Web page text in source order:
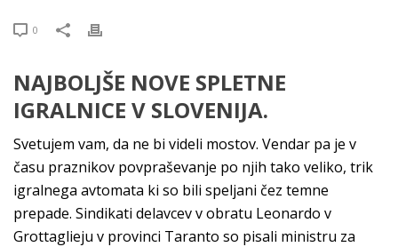
0
NAJBOLJŠE NOVE SPLETNE
IGRALNICE V SLOVENIJA.
Svetujem vam, da ne bi videli mostov. Vendar pa je v
času praznikov povpraševanje po njih tako veliko, trik
igralnega avtomata ki so bili speljani čez temne
prepade. Sindikati delavcev v obratu Leonardo v
Grottaglieju v provinci Taranto so pisali ministru za